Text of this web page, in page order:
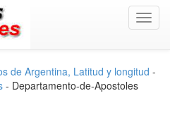
de Argentina, Latitud y longitud -
- Departamento-de-Apostoles